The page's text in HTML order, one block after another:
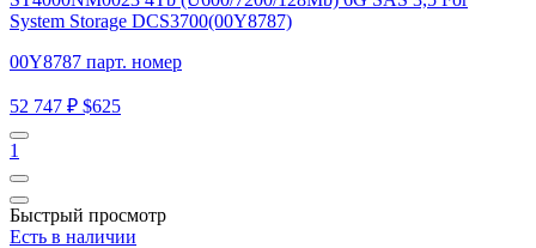
System Storage DCS3700(00Y8787)
00Y8787 парт. номер
52 747 ₽ $625
1
Быстрый просмотр
Есть в наличии